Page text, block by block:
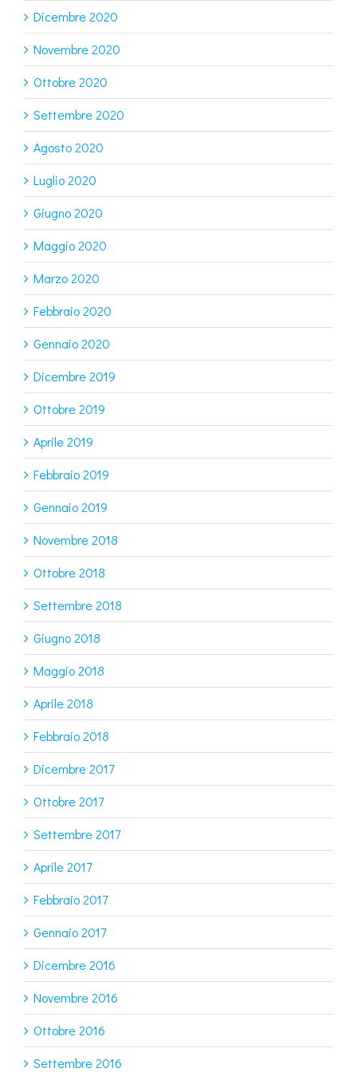
Dicembre 2020
Novembre 2020
Ottobre 2020
Settembre 2020
Agosto 2020
Luglio 2020
Giugno 2020
Maggio 2020
Marzo 2020
Febbraio 2020
Gennaio 2020
Dicembre 2019
Ottobre 2019
Aprile 2019
Febbraio 2019
Gennaio 2019
Novembre 2018
Ottobre 2018
Settembre 2018
Giugno 2018
Maggio 2018
Aprile 2018
Febbraio 2018
Dicembre 2017
Ottobre 2017
Settembre 2017
Aprile 2017
Febbraio 2017
Gennaio 2017
Dicembre 2016
Novembre 2016
Ottobre 2016
Settembre 2016